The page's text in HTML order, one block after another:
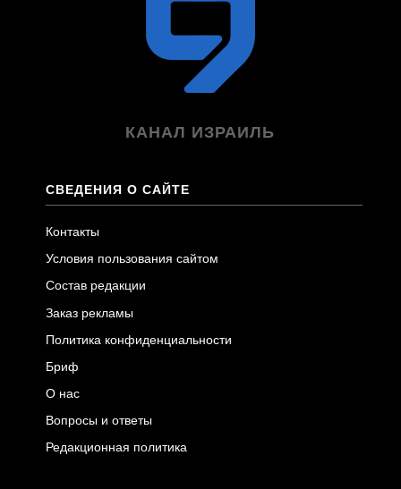
КАНАЛ ИЗРАИЛЬ
СВЕДЕНИЯ О САЙТЕ
Контакты
Условия пользования сайтом
Состав редакции
Заказ рекламы
Политика конфиденциальности
Бриф
О нас
Вопросы и ответы
Редакционная политика